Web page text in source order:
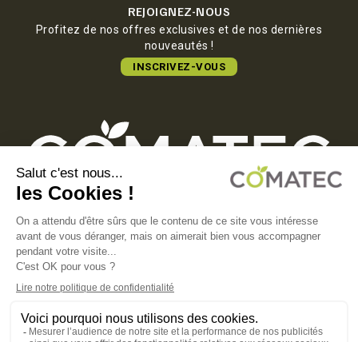
REJOIGNEZ-NOUS
Profitez de nos offres exclusives et de nos dernières
nouveautés !
INSCRIVEZ-VOUS
COMATEC PACKAGING
Boulevard François-Xavier Fafeur
11000 Carcassonne, FRANCE
POLITIQUE DE CONFIDENTIALITÉ
POLITIQUE EN MATIÈRE DE COOKIES
CGV